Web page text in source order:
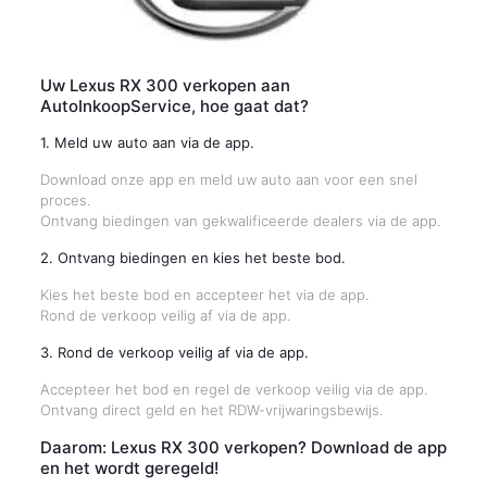
Uw Lexus RX 300 verkopen aan
AutoInkoopService, hoe gaat dat?
1. Meld uw auto aan via de app.
Download onze app en meld uw auto aan voor een snel
proces.
Ontvang biedingen van gekwalificeerde dealers via de app.
2. Ontvang biedingen en kies het beste bod.
Kies het beste bod en accepteer het via de app.
Rond de verkoop veilig af via de app.
3. Rond de verkoop veilig af via de app.
Accepteer het bod en regel de verkoop veilig via de app.
Ontvang direct geld en het RDW-vrijwaringsbewijs.
Daarom: Lexus RX 300 verkopen? Download de app
en het wordt geregeld!